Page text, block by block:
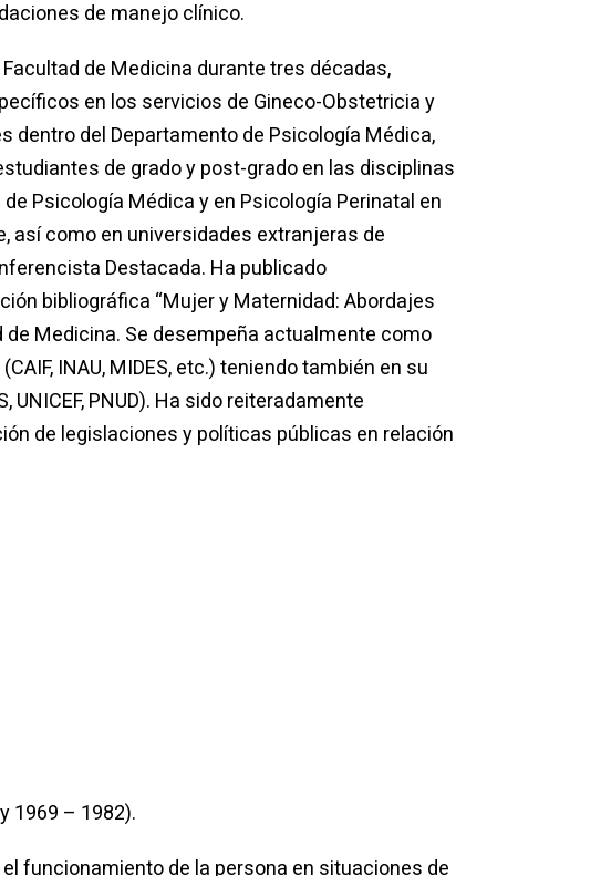
de manejo clínico.
de Medicina durante tres décadas,
en los servicios de Gineco-Obstetricia y
dentro del Departamento de Psicología Médica,
de grado y post-grado en las disciplinas
Psicología Médica y en Psicología Perinatal en
así como en universidades extranjeras de
Destacada. Ha publicado
bibliográfica “Mujer y Maternidad: Abordajes
de Medicina. Se desempeña actualmente como
INAU, MIDES, etc.) teniendo también en su
PNUD). Ha sido reiteradamente
de legislaciones y políticas públicas en relación
1969 – 1982).
funcionamiento de la persona en situaciones de